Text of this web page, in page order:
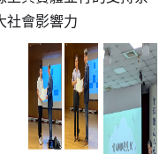
社會影響力